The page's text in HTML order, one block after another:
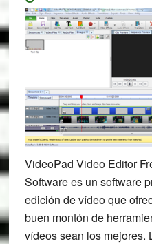
VideoPad Video Editor
Software es un software
edición de vídeo que
buen montón de
vídeos sean los mejores.